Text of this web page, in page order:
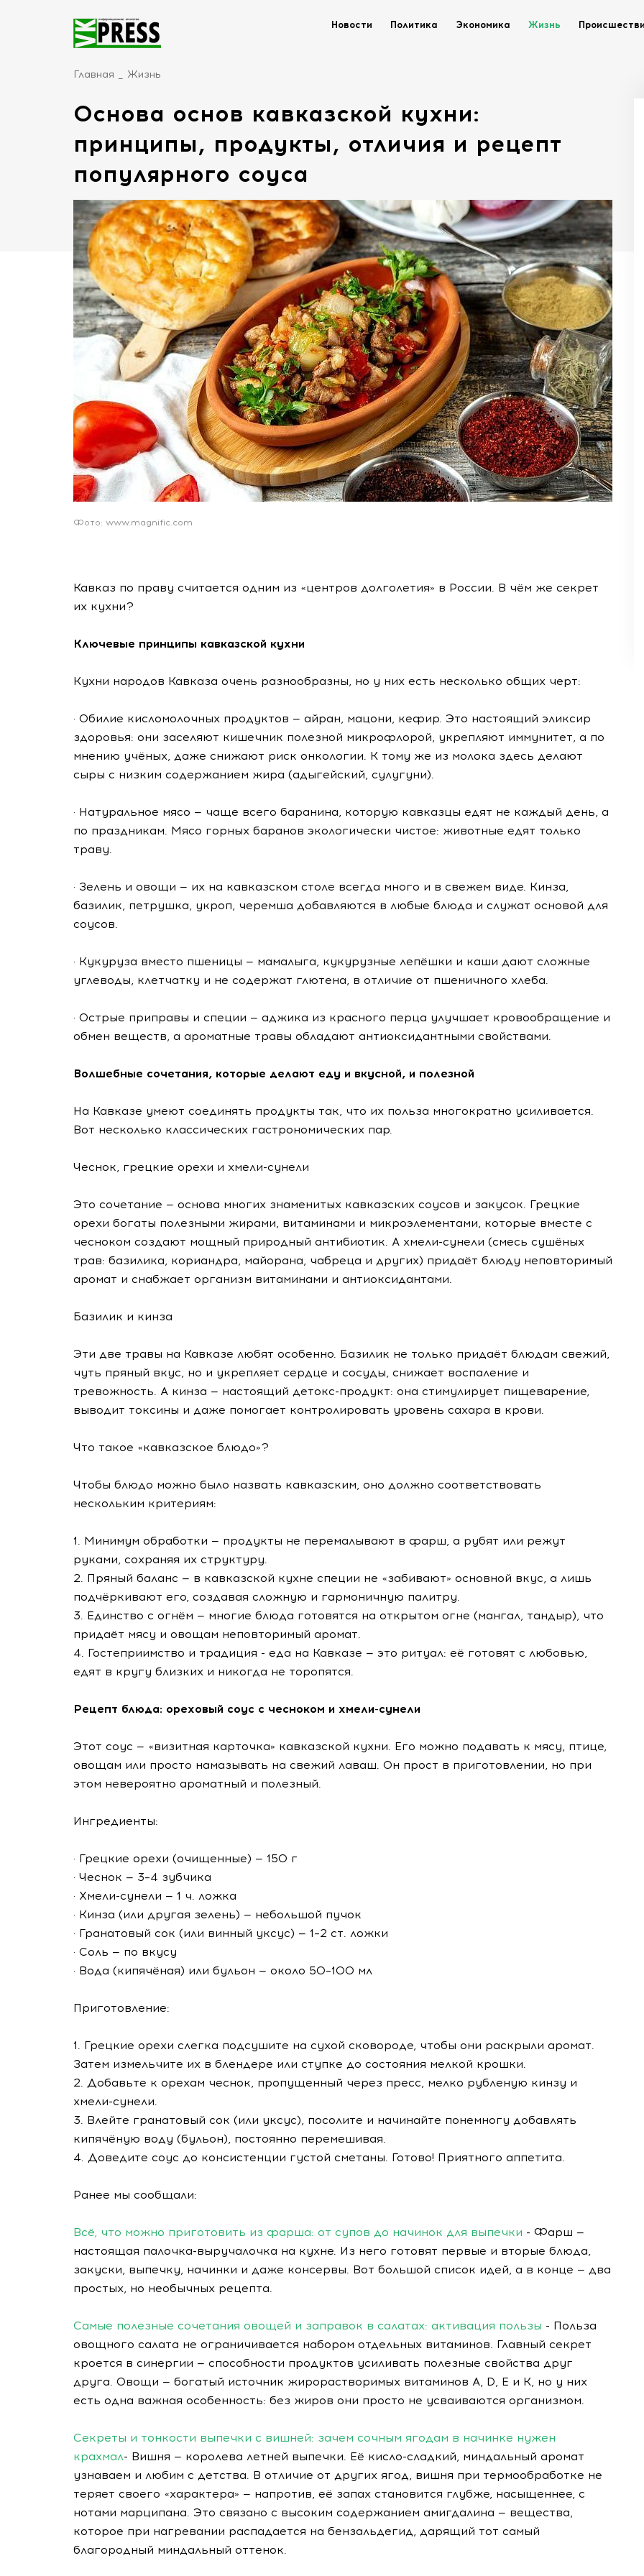
Новости Политика Экономика Жизнь
Главная Жизнь
Основа основ кавказской кухни:
принципы, продукты, отличия и рецепт
популярного соуса
Фото: www.magnific.com
Кавказ по праву считается одним из «центров долголетия» в России. В чём же секрет
их кухни?
Ключевые принципы кавказской кухни
Кухни народов Кавказа очень разнообразны, но у них есть несколько общих черт:
· Обилие кисломолочных продуктов — айран, мацони, кефир. Это настоящий эликсир
здоровья: они заселяют кишечник полезной микрофлорой, укрепляют иммунитет, а по
мнению учёных, даже снижают риск онкологии. К тому же из молока здесь делают
сыры с низким содержанием жира (адыгейский, сулугуни).
· Натуральное мясо — чаще всего баранина, которую кавказцы едят не каждый день, а
по праздникам. Мясо горных баранов экологически чистое: животные едят только
траву.
· Зелень и овощи — их на кавказском столе всегда много и в свежем виде. Кинза,
базилик, петрушка, укроп, черемша добавляются в любые блюда и служат основой для
соусов.
· Кукуруза вместо пшеницы — мамалыга, кукурузные лепёшки и каши дают сложные
углеводы, клетчатку и не содержат глютена, в отличие от пшеничного хлеба.
· Острые приправы и специи — аджика из красного перца улучшает кровообращение и
обмен веществ, а ароматные травы обладают антиоксидантными свойствами.
Волшебные сочетания, которые делают еду и вкусной, и полезной
На Кавказе умеют соединять продукты так, что их польза многократно усиливается.
Вот несколько классических гастрономических пар.
Чеснок, грецкие орехи и хмели-сунели
Это сочетание — основа многих знаменитых кавказских соусов и закусок. Грецкие
орехи богаты полезными жирами, витаминами и микроэлементами, которые вместе с
чесноком создают мощный природный антибиотик. А хмели-сунели (смесь сушёных
трав: базилика, кориандра, майорана, чабреца и других) придаёт блюду неповторимый
аромат и снабжает организм витаминами и антиоксидантами.
Базилик и кинза
Эти две травы на Кавказе любят особенно. Базилик не только придаёт блюдам свежий,
чуть пряный вкус, но и укрепляет сердце и сосуды, снижает воспаление и
тревожность. А кинза — настоящий детокс-продукт: она стимулирует пищеварение,
выводит токсины и даже помогает контролировать уровень сахара в крови.
Что такое «кавказское блюдо»?
Чтобы блюдо можно было назвать кавказским, оно должно соответствовать
нескольким критериям:
1. Минимум обработки — продукты не перемалывают в фарш, а рубят или режут
руками, сохраняя их структуру.
2. Пряный баланс — в кавказской кухне специи не «забивают» основной вкус, а лишь
подчёркивают его, создавая сложную и гармоничную палитру.
3. Единство с огнём — многие блюда готовятся на открытом огне (мангал, тандыр), что
придаёт мясу и овощам неповторимый аромат.
4. Гостеприимство и традиция - еда на Кавказе — это ритуал: её готовят с любовью,
едят в кругу близких и никогда не торопятся.
Рецепт блюда: ореховый соус с чесноком и хмели-сунели
Этот соус — «визитная карточка» кавказской кухни. Его можно подавать к мясу, птице,
овощам или просто намазывать на свежий лаваш. Он прост в приготовлении, но при
этом невероятно ароматный и полезный.
Ингредиенты:
· Грецкие орехи (очищенные) — 150 г
· Чеснок — 3–4 зубчика
· Хмели-сунели — 1 ч. ложка
· Кинза (или другая зелень) — небольшой пучок
· Гранатовый сок (или винный уксус) — 1–2 ст. ложки
· Соль — по вкусу
· Вода (кипячёная) или бульон — около 50–100 мл
Приготовление:
1. Грецкие орехи слегка подсушите на сухой сковороде, чтобы они раскрыли аромат.
Затем измельчите их в блендере или ступке до состояния мелкой крошки.
2. Добавьте к орехам чеснок, пропущенный через пресс, мелко рубленую кинзу и
хмели-сунели.
3. Влейте гранатовый сок (или уксус), посолите и начинайте понемногу добавлять
кипячёную воду (бульон), постоянно перемешивая.
4. Доведите соус до консистенции густой сметаны. Готово! Приятного аппетита.
Ранее мы сообщали:
Всё, что можно приготовить из фарша: от супов до начинок для выпечки - Фарш —
настоящая палочка-выручалочка на кухне. Из него готовят первые и вторые блюда,
закуски, выпечку, начинки и даже консервы. Вот большой список идей, а в конце — два
простых, но необычных рецепта.
Самые полезные сочетания овощей и заправок в салатах: активация пользы - Польза
овощного салата не ограничивается набором отдельных витаминов. Главный секрет
кроется в синергии — способности продуктов усиливать полезные свойства друг
друга. Овощи — богатый источник жирорастворимых витаминов A, D, E и K, но у них
есть одна важная особенность: без жиров они просто не усваиваются организмом.
Секреты и тонкости выпечки с вишней: зачем сочным ягодам в начинке нужен
крахмал- Вишня — королева летней выпечки. Её кисло-сладкий, миндальный аромат
узнаваем и любим с детства. В отличие от других ягод, вишня при термообработке не
теряет своего «характера» — напротив, её запах становится глубже, насыщеннее, с
нотами марципана. Это связано с высоким содержанием амигдалина — вещества,
которое при нагревании распадается на бензальдегид, дарящий тот самый
благородный миндальный оттенок.